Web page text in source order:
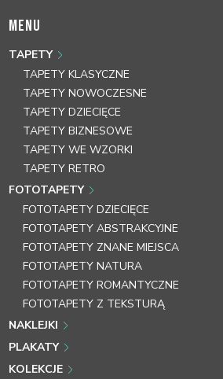
MENU
TAPETY
TAPETY KLASYCZNE
TAPETY NOWOCZESNE
TAPETY DZIECIĘCE
TAPETY BIZNESOWE
TAPETY WE WZORKI
TAPETY RETRO
FOTOTAPETY
FOTOTAPETY DZIECIĘCE
FOTOTAPETY ABSTRAKCYJNE
FOTOTAPETY ZNANE MIEJSCA
FOTOTAPETY NATURA
FOTOTAPETY ROMANTYCZNE
FOTOTAPETY Z TEKSTURĄ
NAKLEJKI
PLAKATY
KOLEKCJE